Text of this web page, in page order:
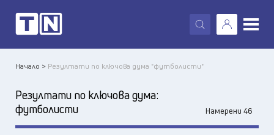
X
Начало > Резултати по ключова дума "футболисти"
Резултати по ключова дума:
футболисти
Намерени 46